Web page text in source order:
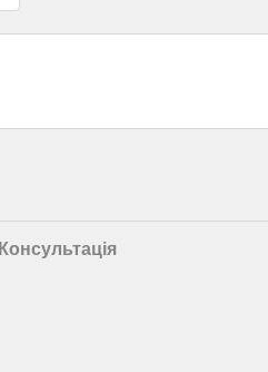
Консультація